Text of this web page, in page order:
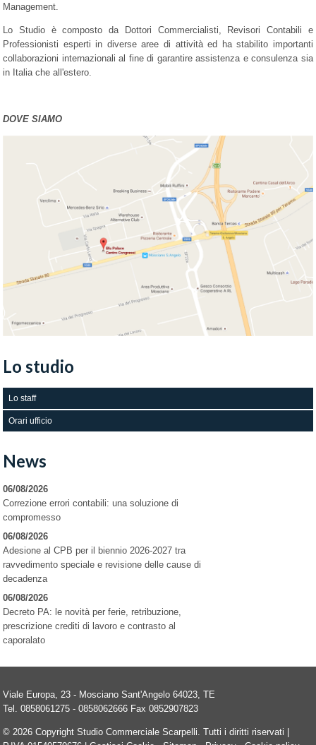
Management.
Lo Studio è composto da Dottori Commercialisti, Revisori Contabili e
Professionisti esperti in diverse aree di attività ed ha stabilito importanti
collaborazioni internazionali al fine di garantire assistenza e consulenza sia
in Italia che all'estero.
DOVE SIAMO
Lo studio
Lo staff
Orari ufficio
News
06/08/2026
Correzione errori contabili: una soluzione di
compromesso
06/08/2026
Adesione al CPB per il biennio 2026-2027 tra
ravvedimento speciale e revisione delle cause di
decadenza
06/08/2026
Decreto PA: le novità per ferie, retribuzione,
prescrizione crediti di lavoro e contrasto al
caporalato
Viale Europa, 23 - Mosciano Sant'Angelo 64023,TE
Tel.0858061275 - 0858062666 Fax0852907823
© 2026 Copyright Studio Commerciale Scarpelli. Tutti i diritti riservati |